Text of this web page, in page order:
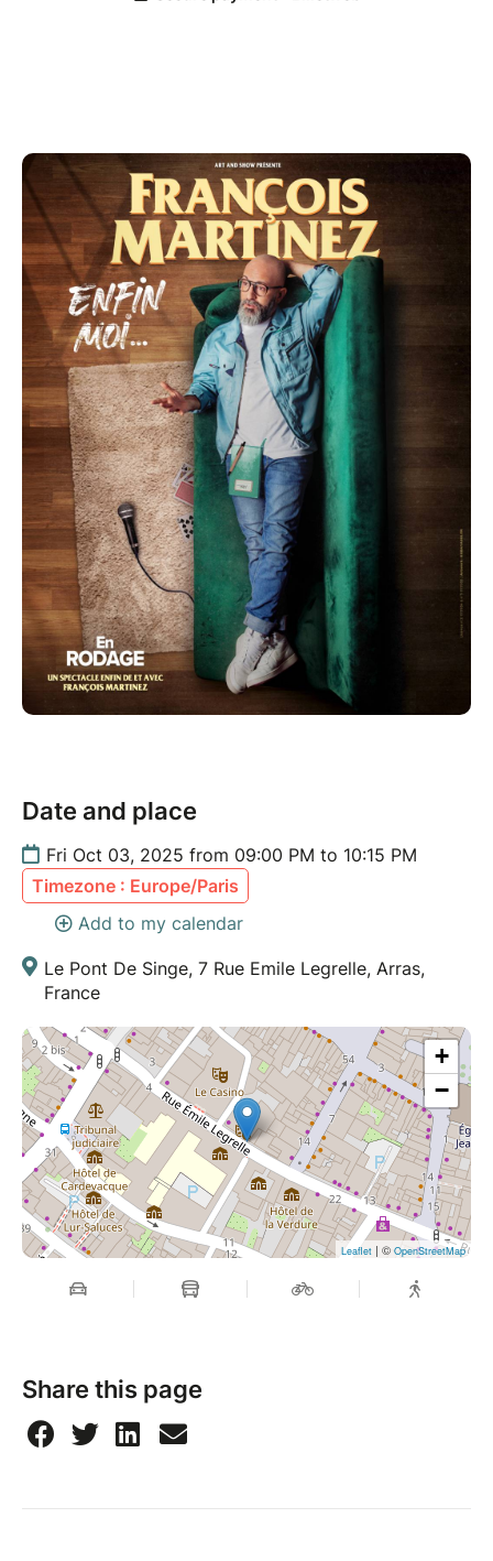
A partir de 10 ans.
Date and place
Fri Oct 03, 2025 from 09:00 PM to 10:15 PM
Timezone : Europe/Paris
Add to my calendar
Le Pont De Singe, 7 Rue Emile Legrelle, Arras,
France
+
−
Leaflet | © OpenStreetMap
Share this page